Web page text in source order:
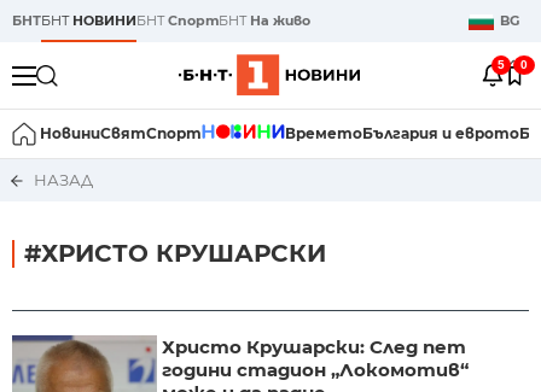
БНТБНТ НОВИНИБНТСпортБНТ На живо BG
5 0
НовиниСвятСпорт ВреметоБългария и еврото
НАЗАД
#ХРИСТО КРУШАРСКИ
Христо Крушарски: След пет
години стадион „Локомотив“